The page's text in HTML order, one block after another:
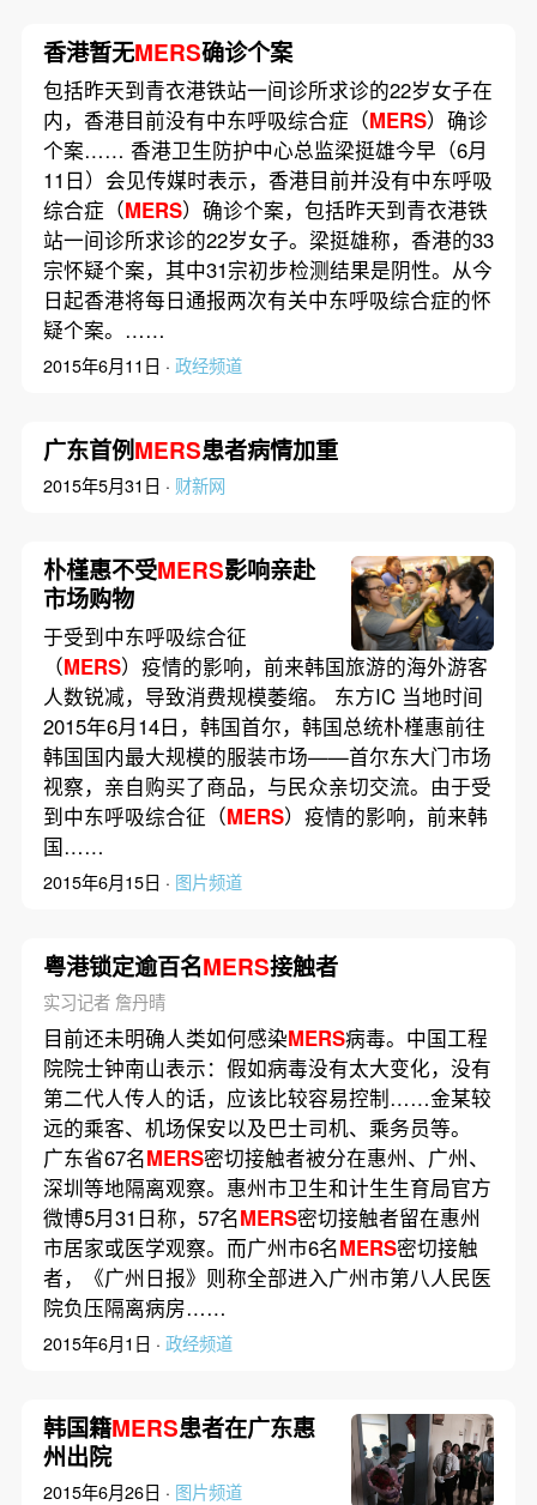
香港暂无MERS确诊个案
包括昨天到青衣港铁站一间诊所求诊的22岁女子在
内，香港目前没有中东呼吸综合症（MERS）确诊
个案…… 香港卫生防护中心总监梁挺雄今早（6月
11日）会见传媒时表示，香港目前并没有中东呼吸
综合症（MERS）确诊个案，包括昨天到青衣港铁
站一间诊所求诊的22岁女子。梁挺雄称，香港的33
宗怀疑个案，其中31宗初步检测结果是阴性。从今
日起香港将每日通报两次有关中东呼吸综合症的怀
疑个案。……
2015年6月11日 · 政经频道
广东首例MERS患者病情加重
2015年5月31日 · 财新网
朴槿惠不受MERS影响亲赴
市场购物
于受到中东呼吸综合征
（MERS）疫情的影响，前来韩国旅游的海外游客
人数锐减，导致消费规模萎缩。 东方IC 当地时间
2015年6月14日，韩国首尔，韩国总统朴槿惠前往
韩国国内最大规模的服装市场——首尔东大门市场
视察，亲自购买了商品，与民众亲切交流。由于受
到中东呼吸综合征（MERS）疫情的影响，前来韩
国……
2015年6月15日 · 图片频道
粤港锁定逾百名MERS接触者
实习记者 詹丹晴
目前还未明确人类如何感染MERS病毒。中国工程
院院士钟南山表示：假如病毒没有太大变化，没有
第二代人传人的话，应该比较容易控制……金某较
远的乘客、机场保安以及巴士司机、乘务员等。
广东省67名MERS密切接触者被分在惠州、广州、
深圳等地隔离观察。惠州市卫生和计生生育局官方
微博5月31日称，57名MERS密切接触者留在惠州
市居家或医学观察。而广州市6名MERS密切接触
者，《广州日报》则称全部进入广州市第八人民医
院负压隔离病房……
2015年6月1日 · 政经频道
韩国籍MERS患者在广东惠
州出院
2015年6月26日 · 图片频道